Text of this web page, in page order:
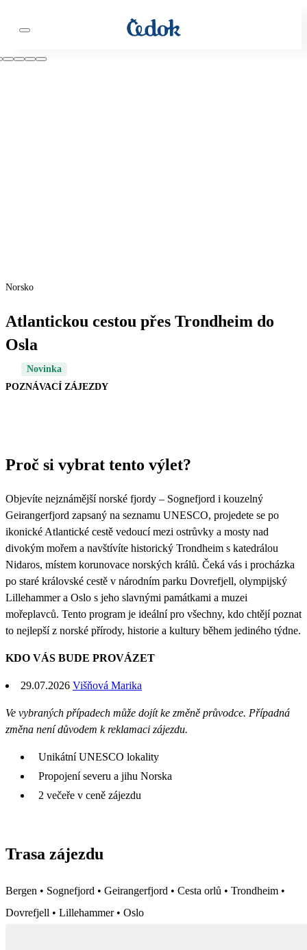
Norsko
Atlantickou cestou přes Trondheim do
Osla
Novinka
POZNÁVACÍ ZÁJEZDY
Proč si vybrat tento výlet?
Objevíte nejznámější norské fjordy – Sognefjord i kouzelný
Geirangerfjord zapsaný na seznamu UNESCO, projedete se po
ikonické Atlantické cestě vedoucí mezi ostrůvky a mosty nad
divokým mořem a navštívíte historický Trondheim s katedrálou
Nidaros, místem korunovace norských králů. Čeká vás i procházka
po staré královské cestě v národním parku Dovrefjell, olympijský
Lillehammer a Oslo s jeho slavnými památkami a muzei
mořeplavců. Tento program je ideální pro všechny, kdo chtějí poznat
to nejlepší z norské přírody, historie a kultury během jediného týdne.
KDO VÁS BUDE PROVÁZET
29.07.2026 Višňová Marika
Ve vybraných případech může dojít ke změně průvodce. Případná
změna není důvodem k reklamaci zájezdu.
Unikátní UNESCO lokality
Propojení severu a jihu Norska
2 večeře v ceně zájezdu
Trasa zájezdu
Bergen • Sognefjord • Geirangerfjord • Cesta orlů • Trondheim •
Dovrefjell • Lillehammer • Oslo